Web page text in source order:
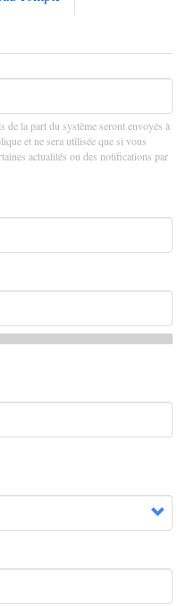
actif)
de la part du système seront envoyés à
et ne sera utilisée que si vous
actualités ou des notifications par